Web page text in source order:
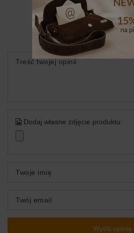
Twoja ocena:
Treść twojej opinii
Dodaj własne zdjęcie produktu:
Twoje imię
Twój email
Wyślij opinię